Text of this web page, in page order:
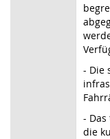
- Die
-
die